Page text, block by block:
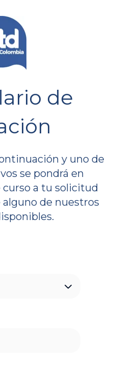
de
y uno de
se pondrá en
a tu solicitud
de nuestros